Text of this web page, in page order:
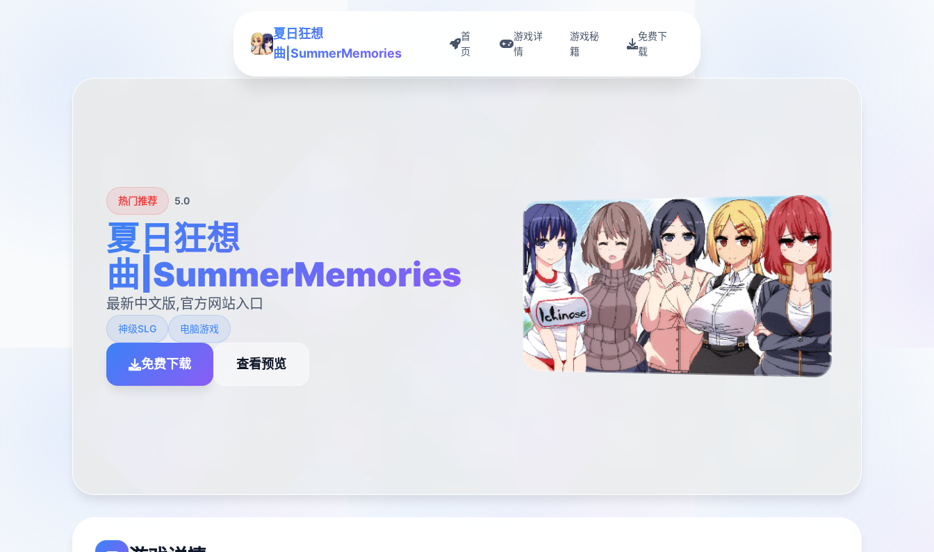
夏日狂想
曲|SummerMemories
首
页
游戏详
情
游戏秘
籍
免费下
载
热门推荐 5.0
夏日狂想
曲|SummerMemories
最新中文版,官方网站入口
神级SLG 电脑游戏
免费下载 查看预览